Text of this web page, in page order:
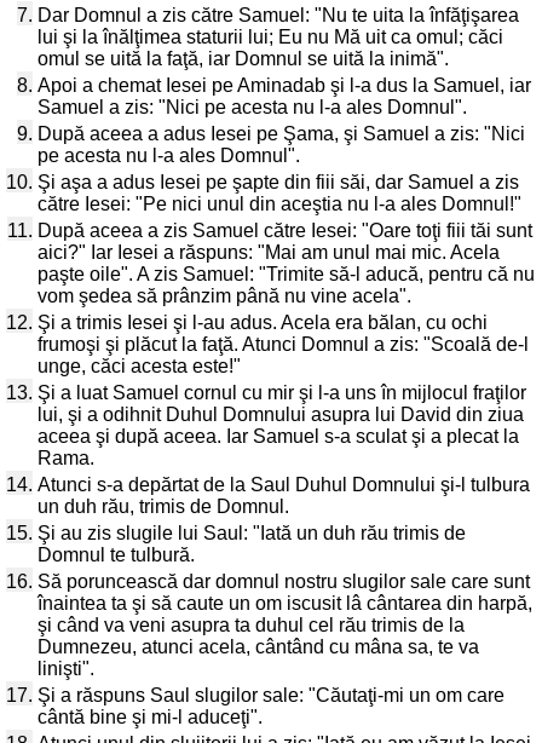
7. Dar Domnul a zis către Samuel: "Nu te uita la înfăţişarea
lui şi la înălţimea staturii lui; Eu nu Mă uit ca omul; căci
omul se uită la faţă, iar Domnul se uită la inimă".
8. Apoi a chemat Iesei pe Aminadab şi l-a dus la Samuel, iar
Samuel a zis: "Nici pe acesta nu l-a ales Domnul".
9. După aceea a adus Iesei pe Şama, şi Samuel a zis: "Nici
pe acesta nu l-a ales Domnul".
10. Şi aşa a adus Iesei pe şapte din fiii săi, dar Samuel a zis
către Iesei: "Pe nici unul din aceştia nu l-a ales Domnul!"
11. După aceea a zis Samuel către Iesei: "Oare toţi fiii tăi sunt
aici?" Iar Iesei a răspuns: "Mai am unul mai mic. Acela
paşte oile". A zis Samuel: "Trimite să-l aducă, pentru că nu
vom şedea să prânzim până nu vine acela".
12. Şi a trimis Iesei şi l-au adus. Acela era bălan, cu ochi
frumoşi şi plăcut la faţă. Atunci Domnul a zis: "Scoală de-l
unge, căci acesta este!"
13. Şi a luat Samuel cornul cu mir şi l-a uns în mijlocul fraţilor
lui, şi a odihnit Duhul Domnului asupra lui David din ziua
aceea şi după aceea. Iar Samuel s-a sculat şi a plecat la
Rama.
14. Atunci s-a depărtat de la Saul Duhul Domnului şi-l tulbura
un duh rău, trimis de Domnul.
15. Şi au zis slugile lui Saul: "Iată un duh rău trimis de
Domnul te tulbură.
16. Să poruncească dar domnul nostru slugilor sale care sunt
înaintea ta şi să caute un om iscusit lâ cântarea din harpă,
şi când va veni asupra ta duhul cel rău trimis de la
Dumnezeu, atunci acela, cântând cu mâna sa, te va
linişti".
17. Şi a răspuns Saul slugilor sale: "Căutaţi-mi un om care
cântă bine şi mi-l aduceţi".